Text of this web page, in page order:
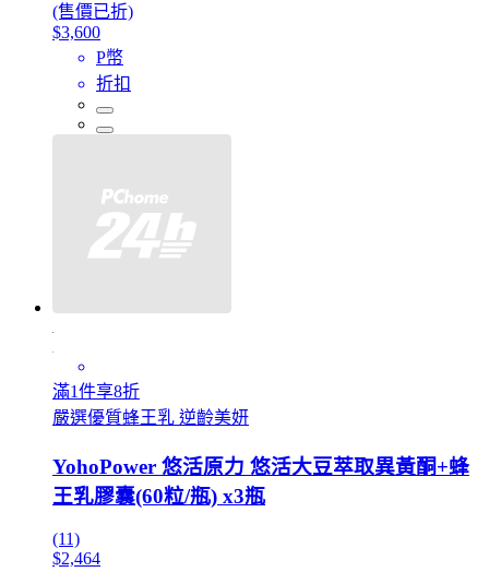
(售價已折)
$3,600
P幣
折扣
滿1件享8折
嚴選優質蜂王乳 逆齡美妍
YohoPower 悠活原力 悠活大豆萃取異黃酮+蜂
王乳膠囊(60粒/瓶) x3瓶
(11)
$2,464